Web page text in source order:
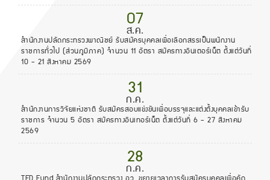
07
ส.ค.
สำนักงานปลัดกระทรวงพาณิชย์ รับสมัครบุคคลเพื่อเลือกสรรเป็นพนักงาน
ราชการทั่วไป (ส่วนภูมิภาค) จำนวน 11 อัตรา สมัครทางอินเตอร์เน็ต ตั้งแต่วันที่
10 - 21 สิงหาคม 2569
31
ก.ค.
สำนักงานการวิจัยแห่งชาติ รับสมัครสอบแข่งขันเพื่อบรรจุและแต่งตั้งบุคคลเข้ารับ
ราชการ จำนวน 5 อัตรา สมัครทางอินเทอร์เน็ต ตั้งแต่วันที่ 6 - 27 สิงหาคม
2569
28
ก.ค.